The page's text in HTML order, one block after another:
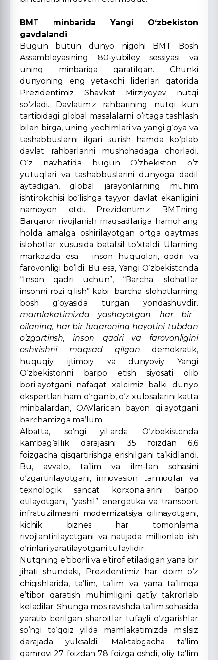
BMT minbarida Yangi O‘zbekiston
gavdalandi
Bugun butun dunyo nigohi BMT Bosh
Assambleyasining 80-yubiley sessiyasi va
uning minbariga qaratilgan. Chunki
dunyoning eng yetakchi liderlari qatorida
Prezidentimiz Shavkat Mirziyoyev nutqi
so‘zladi. Davlatimiz rahbarining nutqi kun
tartibidagi global masalalarni o‘rtaga tashlash
bilan birga, uning yechimlari va yangi g‘oya va
tashabbuslarni ilgari surish hamda ko‘plab
davlat rahbarlarini mushohadaga chorladi.
O‘z navbatida bugun O‘zbekiston o‘z
yutuqlari va tashabbuslarini dunyoga dadil
aytadigan, global jarayonlarning muhim
ishtirokchisi bo‘lishga tayyor davlat ekanligini
namoyon etdi. Prezidentimiz BMTning
Barqaror rivojlanish maqsadlariga hamohang
holda amalga oshirilayotgan ortga qaytmas
islohotlar xususida batafsil to‘xtaldi. Ularning
markazida esa – inson huquqlari, qadri va
farovonligi bo‘ldi. Bu esa, Yangi O‘zbekistonda
“Inson qadri uchun”, “Barcha islohatlar
insonni rozi qilish” kabi barcha islohotlarning
bosh g‘oyasida turgan yondashuvdir.
mamlakatimizda yashayotgan har bir
oilaning, har bir fuqaroning hayotini tubdan
o‘zgartirish, inson qadri va farovonligini
oshirishni maqsad qilgan demokratik,
huquqiy, ijtimoiy va dunyoviy Yangi
O‘zbekistonni barpo etish siyosati olib
borilayotgani nafaqat xalqimiz balki dunyo
ekspertlari ham o‘rganib, o‘z xulosalarini katta
minbalardan, OAVlaridan bayon qilayotgani
barchamizga ma’lum.
Albatta, so‘ngi yillarda O‘zbekistonda
kambag‘allik darajasini 35 foizdan 6,6
foizgacha qisqartirishga erishilgani ta’kidlandi.
Bu, avvalo, ta’lim va ilm-fan sohasini
o‘zgartirilayotgani, innovasion tarmoqlar va
texnologik sanoat korxonalarini barpo
etilayotgani, “yashil” energetika va transport
infratuzilmasini modernizatsiya qilinayotgani,
kichik biznes har tomonlama
rivojlantirilayotgani va natijada millionlab ish
o‘rinlari yaratilayotgani tufaylidir.
Nutqning e’tiborli va e’tirof etiladigan yana bir
jihati shundaki, Prezidentimiz har doim o‘z
chiqishlarida, ta’lim, ta’lim va yana ta’limga
e’tibor qaratish muhimligini qat’iy takrorlab
keladilar. Shunga mos ravishda ta’lim sohasida
yaratib berilgan sharoitlar tufayli o‘zgarishlar
so‘ngi to‘qqiz yilda mamlakatimizda mislsiz
darajada yuksaldi. Maktabgacha ta’lim
qamrovi 27 foizdan 78 foizga oshdi, oliy ta’lim